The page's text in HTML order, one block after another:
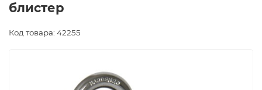
блистер
Код товара: 42255